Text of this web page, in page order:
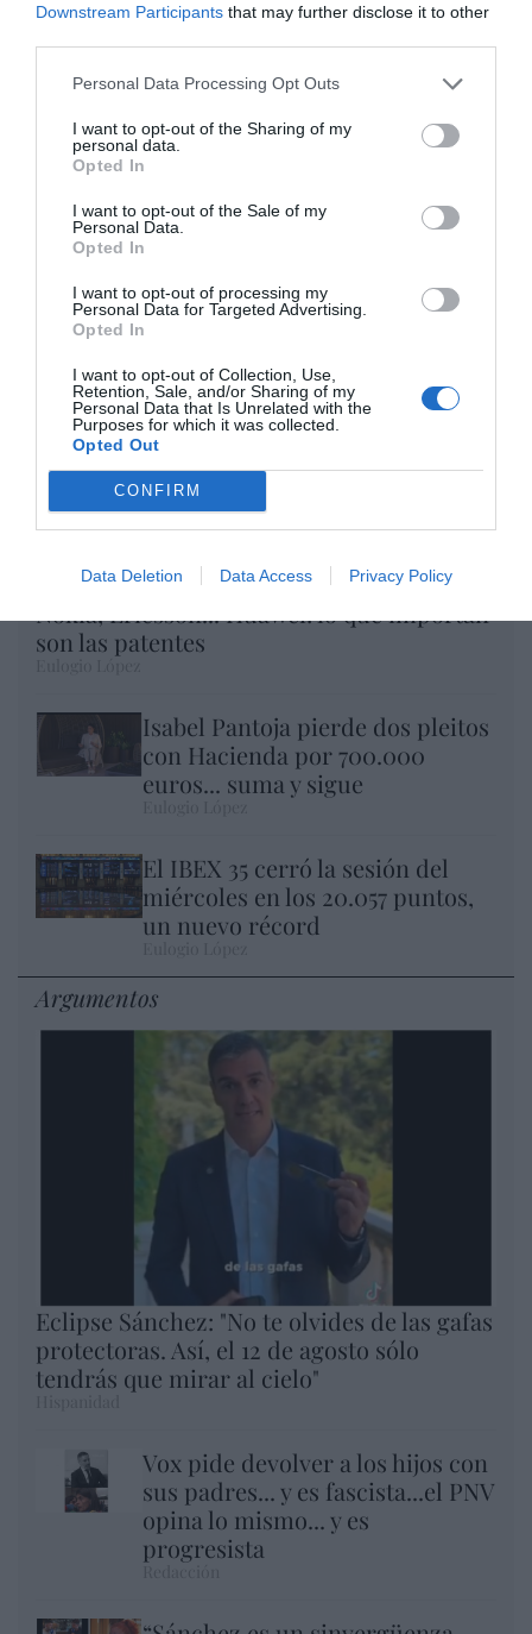
Downstream Participants that may further disclose it to other
Personal Data Processing Opt Outs
I want to opt-out of the Sharing of my
personal data.
Opted In
I want to opt-out of the Sale of my
Personal Data.
Opted In
I want to opt-out of processing my
Personal Data for Targeted Advertising.
Opted In
I want to opt-out of Collection, Use,
Retention, Sale, and/or Sharing of my
Personal Data that Is Unrelated with the
Purposes for which it was collected.
Opted Out
CONFIRM
Data Deletion Data Access Privacy Policy
Diario de la corrupción sanchista. Hazte
Oír se manifiesta delante de La Mareta:
“Pedro Sánchez es un criminal”
por Redacción
Artículos anteriores
Opinión
Enormes minucias
por Eulogio López
Nokia, Ericsson... Huawei: lo que importan
son las patentes
Isabel Pantoja pierde dos pleitos
con Hacienda por 700.000
euros... suma y sigue
El IBEX 35 cerró la sesión del
miércoles en los 20.057 puntos,
un nuevo récord
Argumentos
Eclipse Sánchez: "No te olvides de las gafas
protectoras. Así, el 12 de agosto sólo
tendrás que mirar al cielo"
Vox pide devolver a los hijos con
sus padres... y es fascista...el PNV
opina lo mismo... y es
progresista